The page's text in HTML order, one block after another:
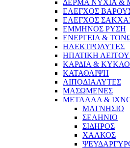
ΔΕΡΜΑ ΝΥΧΙΑ &
ΕΛΕΓΧΟΣ
ΕΛΕΓΧΟΣ
ΕΜΜΗΝΟΣ ΡΥΣΗ
ΕΝΕΡΓΕΙΑ &
ΗΛΕΚΤΡΟΛΥΤΕΣ
ΗΠΑΤΙΚΗ
ΚΑΡΔΙΑ &
ΚΑΤΑΘΛΙΨΗ
ΛΙΠΟΔΙΑΛΥΤΕΣ
ΜΑΣΩΜΕΝΕΣ
ΜΕΤΑΛΛΑ &
ΜΑΓΝΗΣΙΟ
ΣΕΛΗΝΙΟ
ΣΙΔΗΡΟΣ
ΧΑΛΚΟΣ